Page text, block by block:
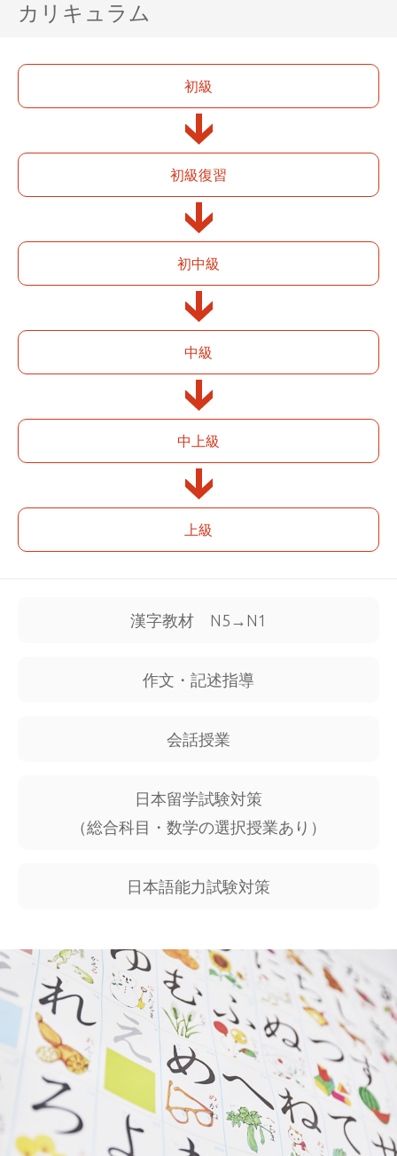
カリキュラム
初級
初級復習
初中級
中級
中上級
上級
漢字教材 N5→N1
作文・記述指導
会話授業
日本留学試験対策
（総合科目・数学の選択授業あり）
日本語能力試験対策